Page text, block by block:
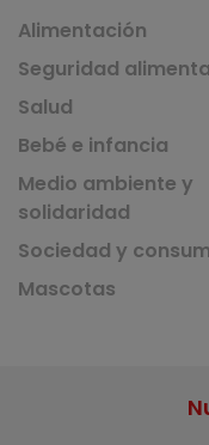
Alimentación
Seguridad
Salud
Bebé e infancia
Medio ambiente y
solidaridad
Sociedad y
Mascotas